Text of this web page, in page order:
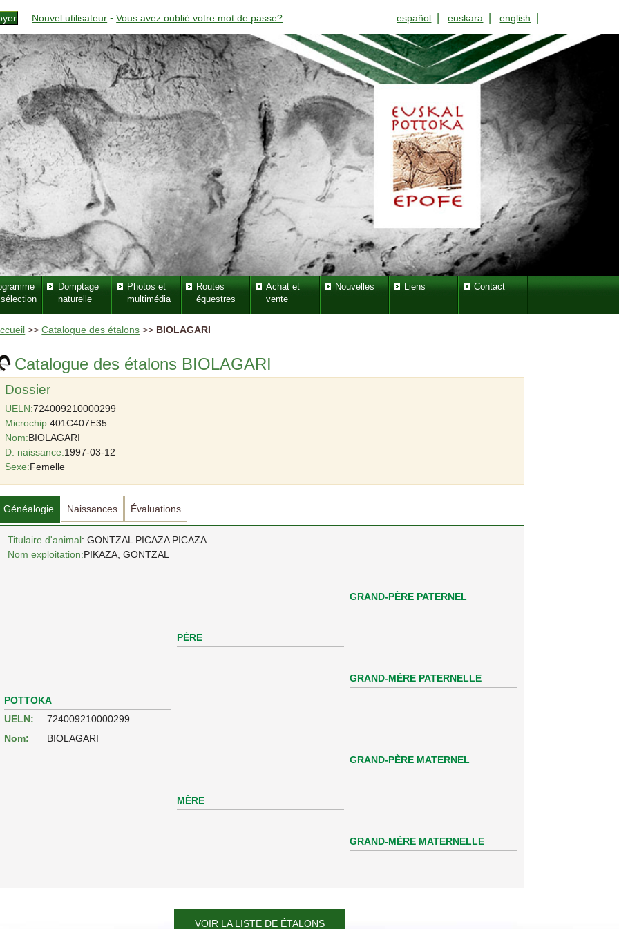
Nouvel utilisateur -Vous avez oublié votre mot de passe? español |euskara |english
Domptage
naturelle
Photos et
multimédia
Routes
équestres
Achat et
vente
Nouvelles Liens Contact
>>Catalogue des étalons >> BIOLAGARI
Catalogue des étalons BIOLAGARI
Dossier
UELN:724009210000299
Microchip:401C407E35
Nom:BIOLAGARI
D. naissance:1997-03-12
Sexe:Femelle
Généalogie Naissances Évaluations
Titulaire d'animal: GONTZAL PICAZA PICAZA
Nom exploitation:PIKAZA, GONTZAL
POTTOKA
UELN:
724009210000299
Nom:
BIOLAGARI
PÈRE
GRAND-PÈRE PATERNEL
GRAND-MÈRE PATERNELLE
MÈRE
GRAND-PÈRE MATERNEL
GRAND-MÈRE MATERNELLE
VOIR LA LISTE DE ÉTALONS